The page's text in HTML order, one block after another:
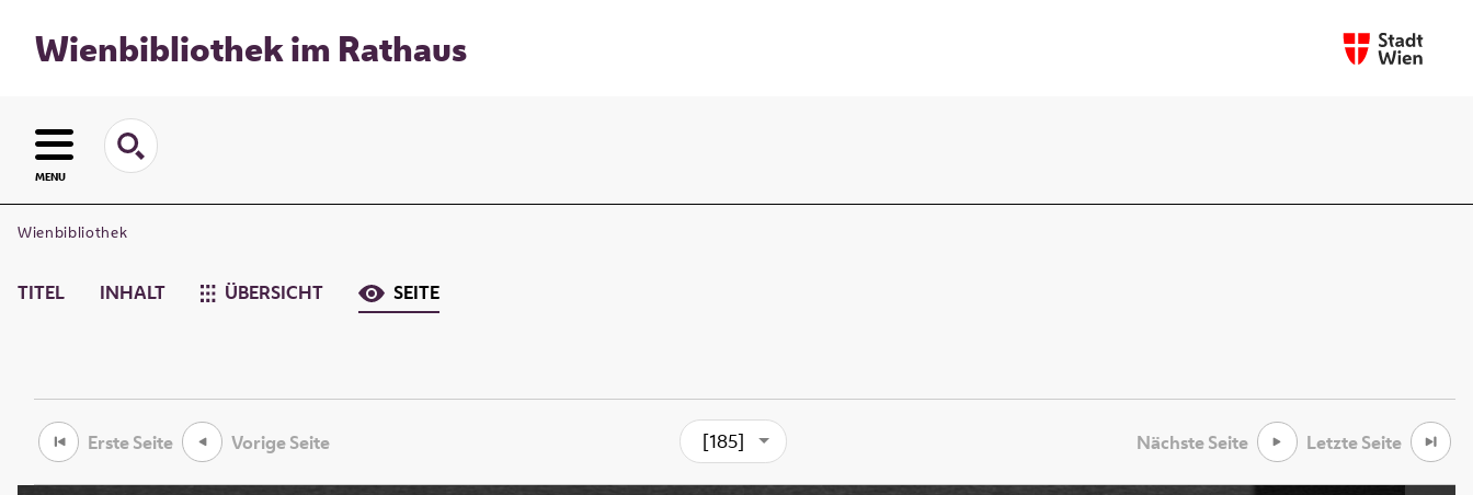
Wienbibliothek im Rathaus
MENU
Wienbibliothek
TITEL INHALT ÜBERSICHT SEITE
Erste Seite Vorige Seite [185] Nächste Seite Letzte Seite